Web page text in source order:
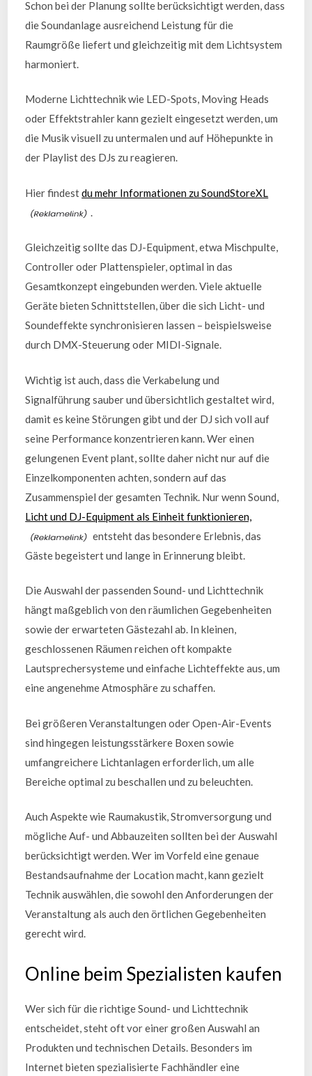
Schon bei der Planung sollte berücksichtigt werden, dass
die Soundanlage ausreichend Leistung für die
Raumgröße liefert und gleichzeitig mit dem Lichtsystem
harmoniert.
Moderne Lichttechnik wie LED-Spots, Moving Heads
oder Effektstrahler kann gezielt eingesetzt werden, um
die Musik visuell zu untermalen und auf Höhepunkte in
der Playlist des DJs zu reagieren.
Hier findestdu mehr Informationen zu SoundStoreXL
Gleichzeitig sollte das DJ-Equipment, etwa Mischpulte,
Controller oder Plattenspieler, optimal in das
Gesamtkonzept eingebunden werden. Viele aktuelle
Geräte bieten Schnittstellen, über die sich Licht- und
Soundeffekte synchronisieren lassen – beispielsweise
durch DMX-Steuerung oder MIDI-Signale.
Wichtig ist auch, dass die Verkabelung und
Signalführung sauber und übersichtlich gestaltet wird,
damit es keine Störungen gibt und der DJ sich voll auf
seine Performance konzentrieren kann. Wer einen
gelungenen Event plant, sollte daher nicht nur auf die
Einzelkomponenten achten, sondern auf das
Zusammenspiel der gesamten Technik. Nur wenn Sound,
Licht und DJ-Equipment als Einheit funktionieren,
entsteht das besondere Erlebnis, das
Gäste begeistert und lange in Erinnerung bleibt.
Die Auswahl der passenden Sound- und Lichttechnik
hängt maßgeblich von den räumlichen Gegebenheiten
sowie der erwarteten Gästezahl ab. In kleinen,
geschlossenen Räumen reichen oft kompakte
Lautsprechersysteme und einfache Lichteffekte aus, um
eine angenehme Atmosphäre zu schaffen.
Bei größeren Veranstaltungen oder Open-Air-Events
sind hingegen leistungsstärkere Boxen sowie
umfangreichere Lichtanlagen erforderlich, um alle
Bereiche optimal zu beschallen und zu beleuchten.
Auch Aspekte wie Raumakustik, Stromversorgung und
mögliche Auf- und Abbauzeiten sollten bei der Auswahl
berücksichtigt werden. Wer im Vorfeld eine genaue
Bestandsaufnahme der Location macht, kann gezielt
Technik auswählen, die sowohl den Anforderungen der
Veranstaltung als auch den örtlichen Gegebenheiten
gerecht wird.
Online beim Spezialisten kaufen
Wer sich für die richtige Sound- und Lichttechnik
entscheidet, steht oft vor einer großen Auswahl an
Produkten und technischen Details. Besonders im
Internet bieten spezialisierte Fachhändler eine